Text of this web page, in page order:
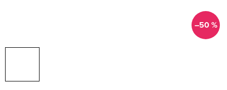
–50 %